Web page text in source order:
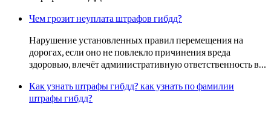
Чем грозит неуплата штрафов гибдд?
Нарушение установленных правил перемещения на
дорогах, если оно не повлекло причинения вреда
здоровью, влечёт административную ответственность в…
Как узнать штрафы гибдд? как узнать по фамилии
штрафы гибдд?